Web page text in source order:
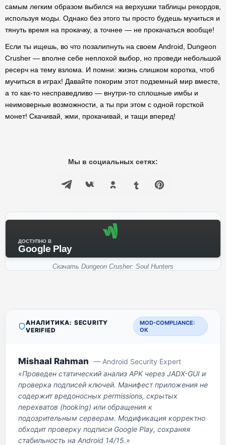
самым легким образом выбился на верхушки таблицы рекордов,
используя моды. Однако без этого ты просто будешь мучиться и
тянуть время на прокачку, а точнее — не прокачаться вообще!
Если ты ищешь, во что позалипнуть на своем Android, Dungeon
Crusher — вполне себе неплохой выбор, но проведи небольшой
ресерч на тему взлома. И помни: жизнь слишком коротка, чтоб
мучиться в играх! Давайте покорим этот подземный мир вместе,
а то как-то несправедливо — внутри-то сплошные имбы и
неимоверные возможности, а ты при этом с одной горсткой
монет! Скачивай, жми, прокачивай, и тащи вперед!
Мы в социальных сетях:
ДОСТУПНО В
Google Play
Скачать Dungeon Crusher: Soul Hunters
АНАЛИТИКА: SECURITY
VERIFIED
MOD-COMPLIANCE:
OK
Mishaal Rahman — Android Security Expert
«Проведен статический анализ APK через JADX-GUI и
проверка подписей ключей. Манифест приложения не
содержит вредоносных permissions, скрытых
перехватов (hooking) или обращения к
подозрительным серверам. Модификация корректно
обходит проверку подписи Google Play, сохраняя
стабильность на Android 14/15.»